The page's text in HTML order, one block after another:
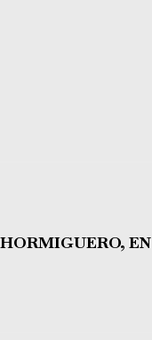
EN